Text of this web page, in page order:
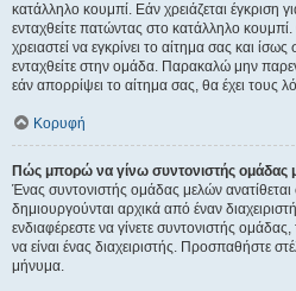
κατάλληλο κουμπί. Εάν χρειάζεται έγκριση
ενταχθείτε πατώντας στο κατάλληλο
χρειαστεί να εγκρίνει το αίτημα σας και ίσως
ενταχθείτε στην ομάδα. Παρακαλώ μην
εάν απορρίψει το αίτημα σας, θα έχει τους
Κορυφή
Πώς μπορώ να γίνω συντονιστής ομάδας
Ένας συντονιστής ομάδας μελών
δημιουργούνται αρχικά από έναν
ενδιαφέρεστε να γίνετε συντονιστής
να είναι ένας διαχειριστής. Προσπαθήστε
μήνυμα.